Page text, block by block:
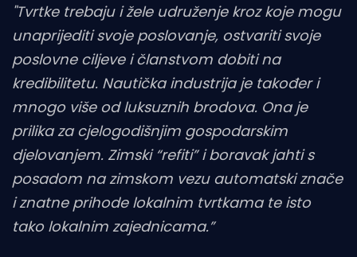
"Tvrtke trebaju i žele udruženje kroz koje mogu
unaprijediti svoje poslovanje, ostvariti svoje
poslovne ciljeve i članstvom dobiti na
kredibilitetu. Nautička industrija je također i
mnogo više od luksuznih brodova. Ona je
prilika za cjelogodišnjim gospodarskim
djelovanjem. Zimski “refiti” i boravak jahti s
posadom na zimskom vezu automatski znače
i znatne prihode lokalnim tvrtkama te isto
tako lokalnim zajednicama.”